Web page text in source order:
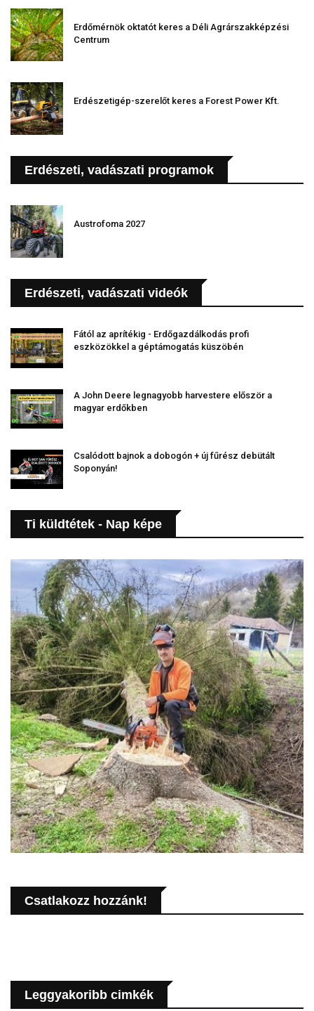
Erdőmérnök oktatót keres a Déli Agrárszakképzési
Centrum
Erdészetigép-szerelőt keres a Forest Power Kft.
Erdészeti, vadászati programok
Austrofoma 2027
Erdészeti, vadászati videók
Fától az aprítékig - Erdőgazdálkodás profi
eszközökkel a géptámogatás küszöbén
A John Deere legnagyobb harvestere először a
magyar erdőkben
Csalódott bajnok a dobogón + új fűrész debütált
Soponyán!
Ti küldtétek - Nap képe
Csatlakozz hozzánk!
Leggyakoribb cimkék